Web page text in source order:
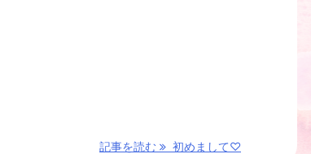
記事を読む 初めまして♡